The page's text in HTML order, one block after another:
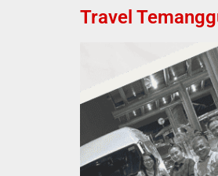
Travel